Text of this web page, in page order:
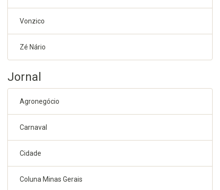
Vonzico
Zé Nário
Jornal
Agronegócio
Carnaval
Cidade
Coluna Minas Gerais